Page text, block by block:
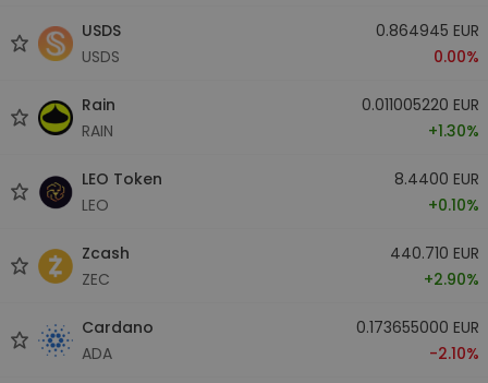
USDS
USDS
0.864945 EUR
0.00%
Rain
RAIN
0.011005220 EUR
+1.30%
LEO Token
LEO
8.4400 EUR
+0.10%
Zcash
ZEC
440.710 EUR
+2.90%
Cardano
ADA
0.173655000 EUR
-2.10%